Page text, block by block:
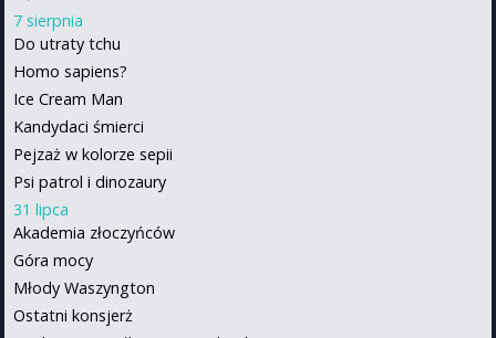
7 sierpnia
Do utraty tchu
Homo sapiens?
Ice Cream Man
Kandydaci śmierci
Pejzaż w kolorze sepii
Psi patrol i dinozaury
31 lipca
Akademia złoczyńców
Góra mocy
Młody Waszyngton
Ostatni konsjerż